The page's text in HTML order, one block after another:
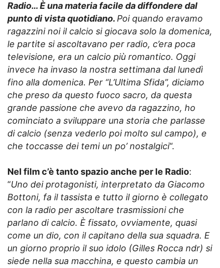
Radio… È una materia facile da diffondere dal
punto di vista quotidiano.Poi quando eravamo
ragazzini noi il calcio si giocava solo la domenica,
le partite si ascoltavano per radio, c’era poca
televisione, era un calcio più romantico. Oggi
invece ha invaso la nostra settimana dal lunedì
fino alla domenica. Per “L’Ultima Sfida”, diciamo
che preso da questo fuoco sacro, da questa
grande passione che avevo da ragazzino, ho
cominciato a sviluppare una storia che parlasse
di calcio (senza vederlo poi molto sul campo), e
che toccasse dei temi un po’ nostalgici“.
Nel film c’è tanto spazio anche per le Radio:
“Uno dei protagonisti, interpretato da Giacomo
Bottoni, fa il tassista e tutto il giorno è collegato
con la radio per ascoltare trasmissioni che
parlano di calcio. È fissato, ovviamente, quasi
come un dio, con il capitano della sua squadra. E
un giorno proprio il suo idolo (Gilles Rocca ndr) si
siede nella sua macchina, e questo cambia un